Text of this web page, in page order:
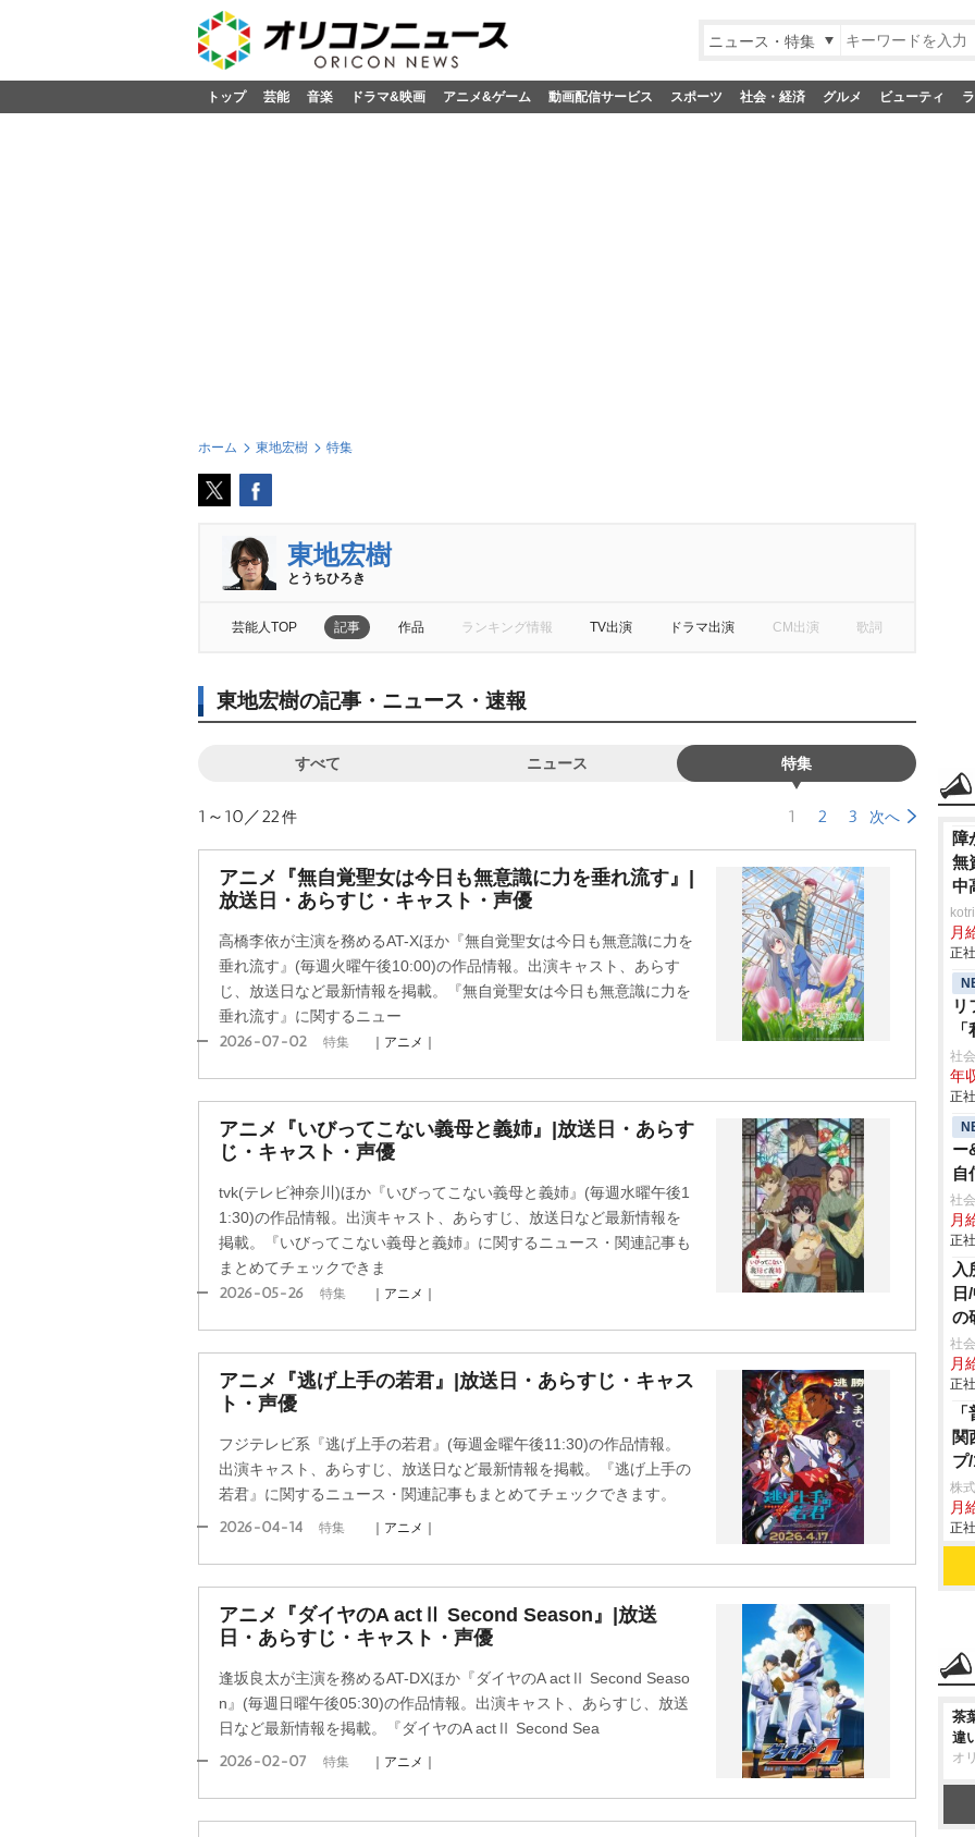
ニュース・特集
トップ 芸能 音楽 ドラマ&映画 アニメ&ゲーム 動画配信サービス スポーツ 社会・経済 グルメ ビューティ
ホーム 東地宏樹 特集
東地宏樹
とうちひろき
芸能人TOP 記事 作品 ランキング情報 TV出演 ドラマ出演 CM出演 歌詞
東地宏樹の記事・ニュース・速報
すべて ニュース 特集
1～10／22件 1 2 3 次へ
アニメ『無自覚聖女は今日も無意識に力を垂れ流す』|
放送日・あらすじ・キャスト・声優
高橋李依が主演を務めるAT-Xほか『無自覚聖女は今日も無意識に力を
垂れ流す』(毎週火曜午後10:00)の作品情報。出演キャスト、あらす
じ、放送日など最新情報を掲載。『無自覚聖女は今日も無意識に力を
垂れ流す』に関するニュー
2026-07-02 特集 ｜アニメ｜
アニメ『いびってこない義母と義姉』|放送日・あらす
じ・キャスト・声優
tvk(テレビ神奈川)ほか『いびってこない義母と義姉』(毎週水曜午後1
1:30)の作品情報。出演キャスト、あらすじ、放送日など最新情報を
掲載。『いびってこない義母と義姉』に関するニュース・関連記事も
まとめてチェックできま
2026-05-26 特集 ｜アニメ｜
アニメ『逃げ上手の若君』|放送日・あらすじ・キャス
ト・声優
フジテレビ系『逃げ上手の若君』(毎週金曜午後11:30)の作品情報。
出演キャスト、あらすじ、放送日など最新情報を掲載。『逃げ上手の
若君』に関するニュース・関連記事もまとめてチェックできます。
2026-04-14 特集 ｜アニメ｜
アニメ『ダイヤのA actⅡ Second Season』|放送
日・あらすじ・キャスト・声優
逢坂良太が主演を務めるAT-DXほか『ダイヤのA actⅡ Second Seaso
n』(毎週日曜午後05:30)の作品情報。出演キャスト、あらすじ、放送
日など最新情報を掲載。『ダイヤのA actⅡ Second Sea
2026-02-07 特集 ｜アニメ｜
障
無
中
月
正
リ
い
社
年
正
ー
自
年
社
月
正
入
の
社
月
正
関
プ
株
月
正
茶
違
オ